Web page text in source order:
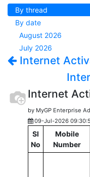
By thread
By date
August 2026
July 2026
Internet
Internet
by MyGP Enterprise
09-Jul-2026
Sl
No
Mobile
Number